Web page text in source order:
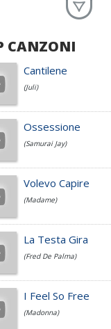
Planet Funk
Achille Lauro
Cesare Cremonini
Jovanotti
Fedez
Simone Cristicchi
CANZONI
Cantilene
(Juli)
Ossessione
(Samurai Jay)
Volevo Capire
(Madame)
La Testa Gira
(Fred De Palma)
I Feel So Free
(Madonna)